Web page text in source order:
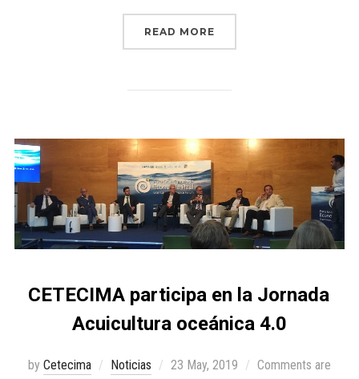
READ MORE
CETECIMA participa en la Jornada
Acuicultura oceánica 4.0
by Cetecima Noticias 23 May, 2019
Comments are